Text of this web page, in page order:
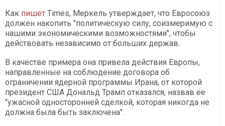
Как пишет Times, Меркель утверждает, что Евросоюз
должен накопить "политическую силу, соизмеримую с
нашими экономическими возможностями", чтобы
действовать независимо от больших держав.
В качестве примера она привела действия Европы,
направленные на соблюдение договора об
ограничении ядерной программы Ирана, от которой
президент США Дональд Трамп отказался, назвав ее
"ужасной односторонней сделкой, которая никогда не
должна была быть заключена".